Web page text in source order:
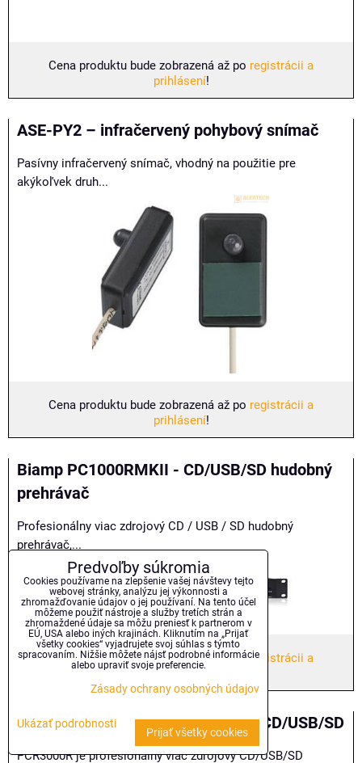
Cena produktu bude zobrazená až po registrácii a
prihlásení!
ASE-PY2 – infračervený pohybový snímač
Pasívny infračervený snímač, vhodný na použitie pre
akýkoľvek druh...
Cena produktu bude zobrazená až po registrácii a
prihlásení!
Biamp PC1000RMKII - CD/USB/SD hudobný
prehrávač
Profesionálny viac zdrojový CD / USB / SD hudobný
prehrávač,...
Cena produktu bude zobrazená až poregistrácii a
prihlásení
Biamp PCR3000R - DAB, FM RDS CD/USB/SD
PCR3000R je profesionálny viac zdrojový CD/USB/SD
Predvoľby súkromia
Cookies používame na zlepšenie vašej návštevy tejto
webovej stránky, analýzu jej výkonnosti a
zhromažďovanie údajov o jej používaní. Na tento účel
môžeme použiť nástroje a služby tretích strán a
zhromaždené údaje sa môžu preniesť k partnerom v
EÚ, USA alebo iných krajinách. Kliknutím na „Prijať
všetky cookies“ vyjadrujete svoj súhlas s týmto
spracovaním. Nižšie môžete nájsť podrobné informácie
alebo upraviť svoje preferencie.
Zásady ochrany osobných údajov
Ukázať podrobnosti
Prijať všetky cookies